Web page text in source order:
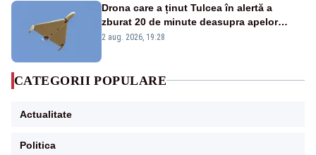
Drona care a ținut Tulcea în alertă a
zburat 20 de minute deasupra apelor
României. Au fost ridicate două F-16
2 aug. 2026, 19:28
CATEGORII POPULARE
Actualitate
Politica